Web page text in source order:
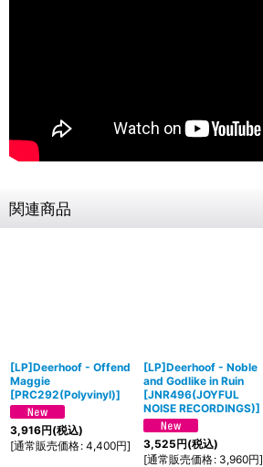
関連商品
[LP]Deerhoof - Offend
Maggie
[PRC292(Polyvinyl)]
3,916円(税込)
[通常販売価格: 4,400円]
[LP]Deerhoof - Noble
and Godlike in Ruin
[JNR496(JOYFUL
NOISE RECORDINGS)]
3,525円(税込)
[通常販売価格: 3,960円]